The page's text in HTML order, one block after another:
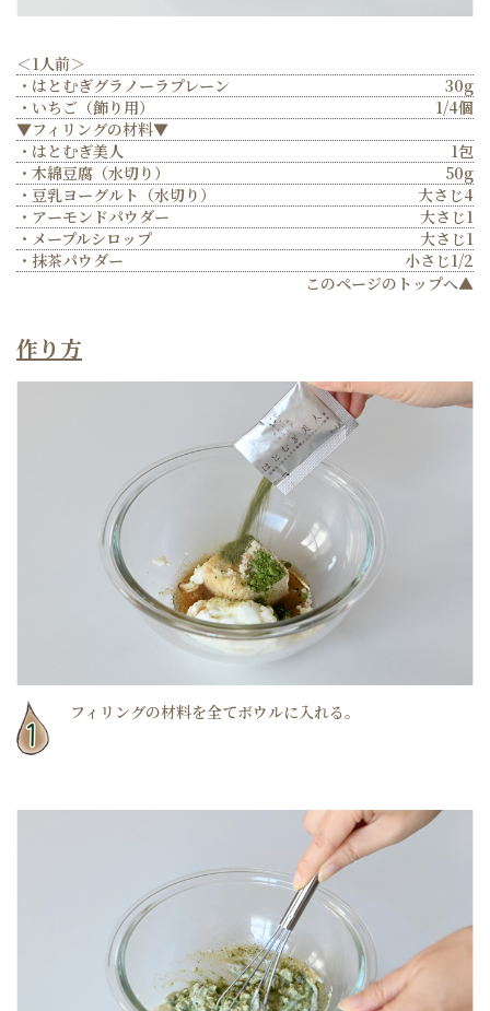
＜1人前＞
・はとむぎグラノーラプレーン
30g
・いちご（飾り用）
1/4個
▼フィリングの材料▼
・はとむぎ美人
1包
・木綿豆腐（水切り）
50g
・豆乳ヨーグルト（水切り）
大さじ4
・アーモンドパウダー
大さじ1
・メープルシロップ
大さじ1
・抹茶パウダー
小さじ1/2
このページのトップへ▲
作り方
フィリングの材料を全てボウルに入れる。